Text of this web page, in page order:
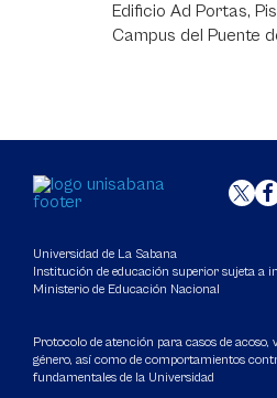
Edificio Ad Portas,
Campus del Puente
Universidad de La Sabana
Institución de educación superior sujeta a
Ministerio de Educación Nacional
Protocolo de atención para casos de acoso,
género, así como de comportamientos
fundamentales de la Universidad